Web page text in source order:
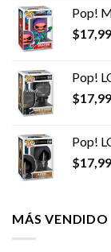
Pop!
$
Pop!
$
Pop!
$
MÁS VENDIDO